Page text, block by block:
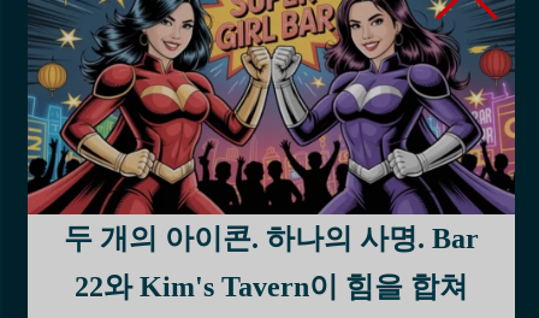
사이공에서 현명한 절약객이 선택한 이유를 직접 확인해
보세요. 나를 믿으십시오. 후회하지 않을 것입니다.
첫댓글을 남겨주세요
이름 *두 개의 아이콘. 하나의 사명. Bar
22와 Kim's Tavern이 힘을 합쳐